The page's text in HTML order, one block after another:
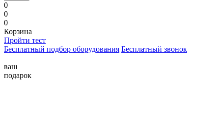
0
0
0
Корзина
Пройти тест
Бесплатный подбор оборудования Бесплатный звонок
ваш
подарок